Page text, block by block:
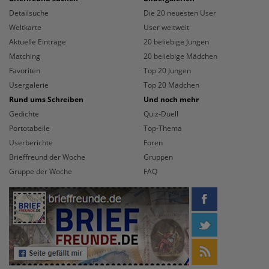
Detailsuche
Weltkarte
Aktuelle Einträge
Matching
Favoriten
Usergalerie
Die 20 neuesten User
User weltweit
20 beliebige Jungen
20 beliebige Mädchen
Top 20 Jungen
Top 20 Mädchen
Rund ums Schreiben
Gedichte
Portotabelle
Userberichte
Brieffreund der Woche
Gruppe der Woche
Und noch mehr
Quiz-Duell
Top-Thema
Foren
Gruppen
FAQ